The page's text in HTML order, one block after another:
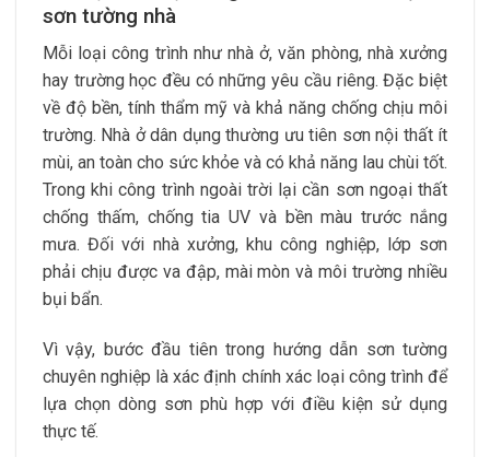
sơn tường nhà
Mỗi loại công trình như nhà ở, văn phòng, nhà xưởng
hay trường học đều có những yêu cầu riêng. Đặc biệt
về độ bền, tính thẩm mỹ và khả năng chống chịu môi
trường. Nhà ở dân dụng thường ưu tiên sơn nội thất ít
mùi, an toàn cho sức khỏe và có khả năng lau chùi tốt.
Trong khi công trình ngoài trời lại cần sơn ngoại thất
chống thấm, chống tia UV và bền màu trước nắng
mưa. Đối với nhà xưởng, khu công nghiệp, lớp sơn
phải chịu được va đập, mài mòn và môi trường nhiều
bụi bẩn.
Vì vậy, bước đầu tiên trong hướng dẫn sơn tường
chuyên nghiệp là xác định chính xác loại công trình để
lựa chọn dòng sơn phù hợp với điều kiện sử dụng
thực tế.